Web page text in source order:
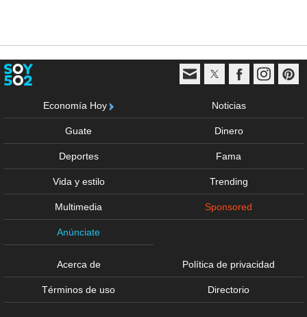
Economía Hoy Noticias
Guate Dinero
Deportes Fama
Vida y estilo Trending
Multimedia Sponsored
Anúnciate
Acerca de Política de privacidad
Términos de uso Directorio